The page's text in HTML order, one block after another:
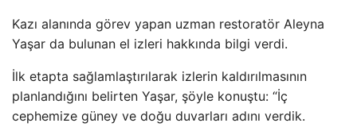
Kazı alanında görev yapan uzman restoratör Aleyna
Yaşar da bulunan el izleri hakkında bilgi verdi.
İlk etapta sağlamlaştırılarak izlerin kaldırılmasının
planlandığını belirten Yaşar, şöyle konuştu: “İç
cephemize güney ve doğu duvarları adını verdik.